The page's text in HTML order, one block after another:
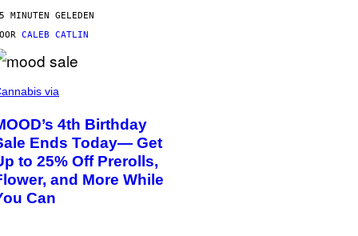
MINUTEN GELEDEN
CALEB CATLIN
via
4th Birthday
Ends Today— Get
to 25% Off Prerolls,
and More While
Can